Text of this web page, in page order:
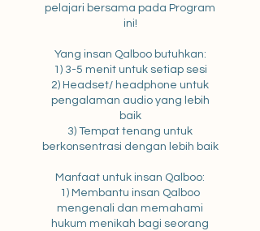
pelajari bersama pada Program
ini!
Yang insan Qalboo butuhkan:
1) 3-5 menit untuk setiap sesi
2) Headset/ headphone untuk
pengalaman audio yang lebih
baik
3) Tempat tenang untuk
berkonsentrasi dengan lebih baik
Manfaat untuk insan Qalboo:
1) Membantu insan Qalboo
mengenali dan memahami
hukum menikah bagi seorang